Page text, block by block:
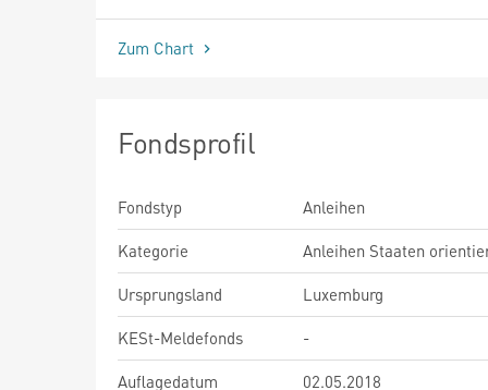
seit Beginn
Zum Chart
Fondsprofil
Fondstyp
Anleihen
Kategorie
Anleihen Staaten
Ursprungsland
Luxemburg
KESt-Meldefonds
-
Auflagedatum
02.05.2018